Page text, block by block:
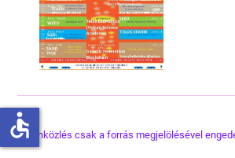
Utánközlés csak a forrás megjelölésével
accessible